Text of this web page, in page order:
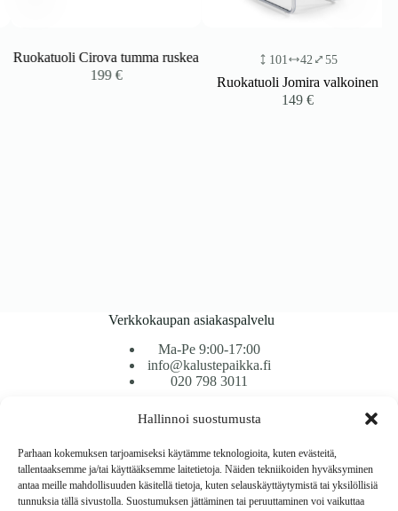
Hallinnoi suostumusta
Parhaan kokemuksen tarjoamiseksi käytämme teknologioita, kuten evästeitä,
tallentaaksemme ja/tai käyttääksemme laitetietoja. Näiden tekniikoiden hyväksyminen
antaa meille mahdollisuuden käsitellä tietoja, kuten selauskäyttäytymistä tai yksilöllisiä
tunnuksia tällä sivustolla. Suostumuksen jättäminen tai peruuttaminen voi vaikuttaa
Ruokatuoli Cirova tumma ruskea
199€
101 42 55
Ruokatuoli Jomira valkoinen
149€
Verkkokaupan asiakaspalvelu
Ma-Pe 9:00-17:00
info@kalustepaikka.fi
020 798 3011
Tavarantoimitus / Maksutavat
Toimitustavat
Maksutavat
Vaihto ja palautus
Reklamaatiot